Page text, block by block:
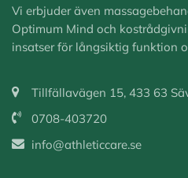
Vi erbjuder även
Optimum Mind och
insatser för långsiktig funktion
Tillfällavägen 15, 433 63
0708-403720
info@athleticcare.se